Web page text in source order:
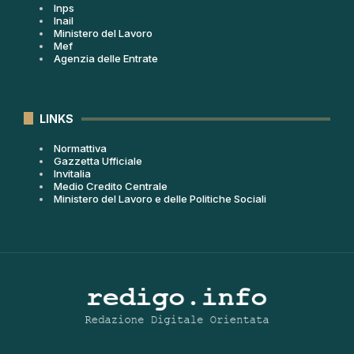
Inps
Inail
Ministero del Lavoro
Mef
Agenzia delle Entrate
LINKS
Normattiva
Gazzetta Ufficiale
Invitalia
Medio Credito Centrale
Ministero del Lavoro e delle Politiche Sociali